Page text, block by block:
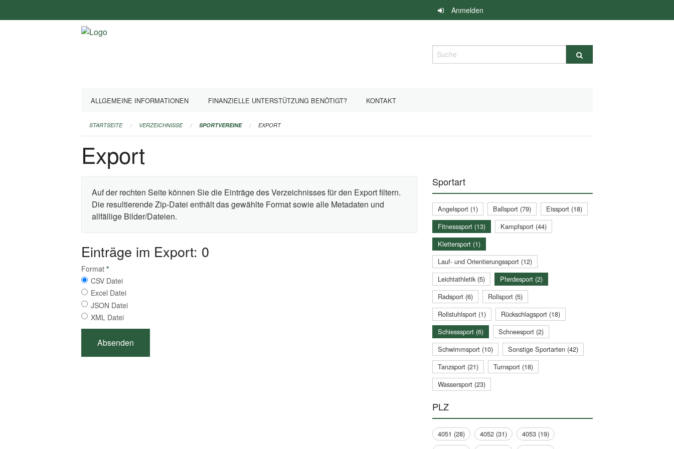
überspringen
Anmelden
Suche
ALLGEMEINE INFORMATIONEN FINANZIELLE UNTERSTÜTZUNG BENÖTIGT? KONTAKT
STARTSEITE VERZEICHNISSE SPORTVEREINE EXPORT
Export
Auf der rechten Seite können Sie die Einträge des Verzeichnisses für den Export filtern.
Die resultierende Zip-Datei enthält das gewählte Format sowie alle Metadaten und
allfällige Bilder/Dateien.
Einträge im Export: 0
Format *
CSV Datei
Excel Datei
JSON Datei
XML Datei
Sportart
Angelsport (1) Ballsport (79)
Eissport (18)
Fitnesssport (13)
Kampfsport (44)
Klettersport (1)
Lauf- und Orientierungssport (12)
Leichtathletik (5)
Pferdesport (2)
Radsport (6)
Rollsport (5)
Rollstuhlsport (1)
Rückschlagsport (18)
Schiesssport (6)
Schneesport (2)
Schwimmsport (10)
Sonstige Sportarten (42)
Tanzsport (21)
Turnsport (18)
Wassersport (23)
PLZ
4051 (28) 4052 (31)
4053 (19)